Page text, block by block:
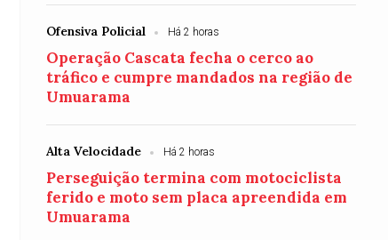
Ofensiva Policial Há 2 horas
Operação Cascata fecha o cerco ao
tráfico e cumpre mandados na região de
Umuarama
Alta Velocidade Há 2 horas
Perseguição termina com motociclista
ferido e moto sem placa apreendida em
Umuarama